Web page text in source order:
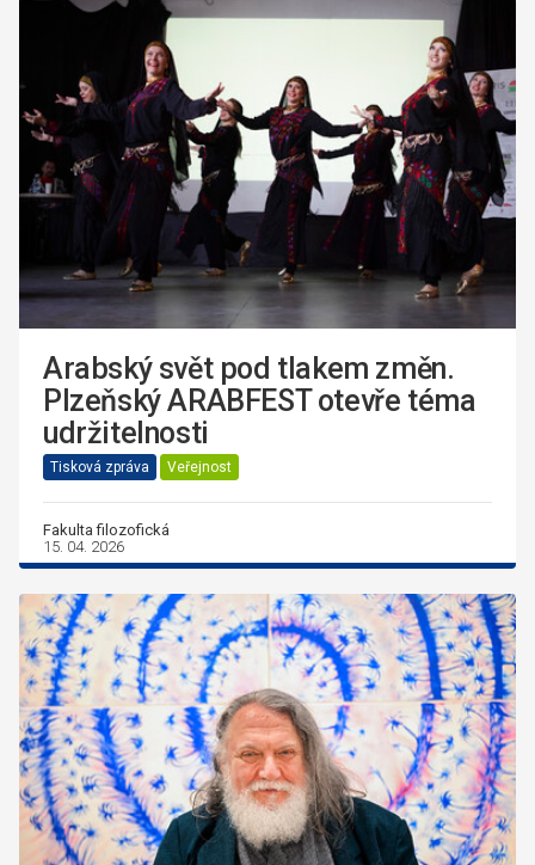
Arabský svět pod tlakem změn.
Plzeňský ARABFEST otevře téma
udržitelnosti
Tisková zpráva Veřejnost
Fakulta filozofická
15. 04. 2026